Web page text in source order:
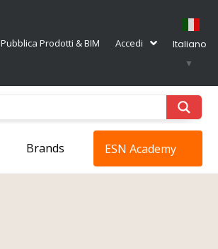
Pubblica Prodotti & BIM Accedi
Italiano
▼
Brands ESN Academy